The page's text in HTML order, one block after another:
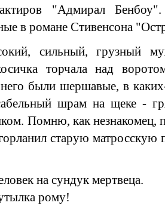
"Адмирал
в романе Стивенсона
сильный, грузный
торчала над
были шершавые, в
шрам на щеке -
Помню, как незнакомец,
старую
на сундук мертвеца.
рому!